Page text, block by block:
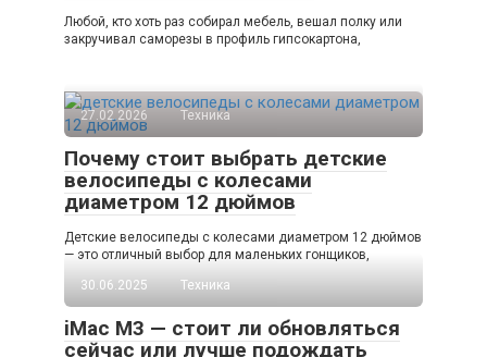
Любой, кто хоть раз собирал мебель, вешал полку или
закручивал саморезы в профиль гипсокартона,
27.02.2026 Техника
Почему стоит выбрать детские
велосипеды с колесами
диаметром 12 дюймов
Детские велосипеды с колесами диаметром 12 дюймов
— это отличный выбор для маленьких гонщиков,
30.06.2025
Техника
iMac M3 — стоит ли обновляться
сейчас или лучше подождать